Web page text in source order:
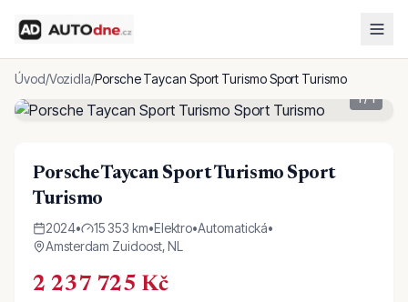
Úvod/Vozidla/Porsche Taycan Sport Turismo Sport Turismo
1/1
Porsche Taycan Sport Turismo Sport
Turismo
2024• 15 353 km•Elektro•Automatická•
Amsterdam Zuidoost, NL
2 237 725 Kč